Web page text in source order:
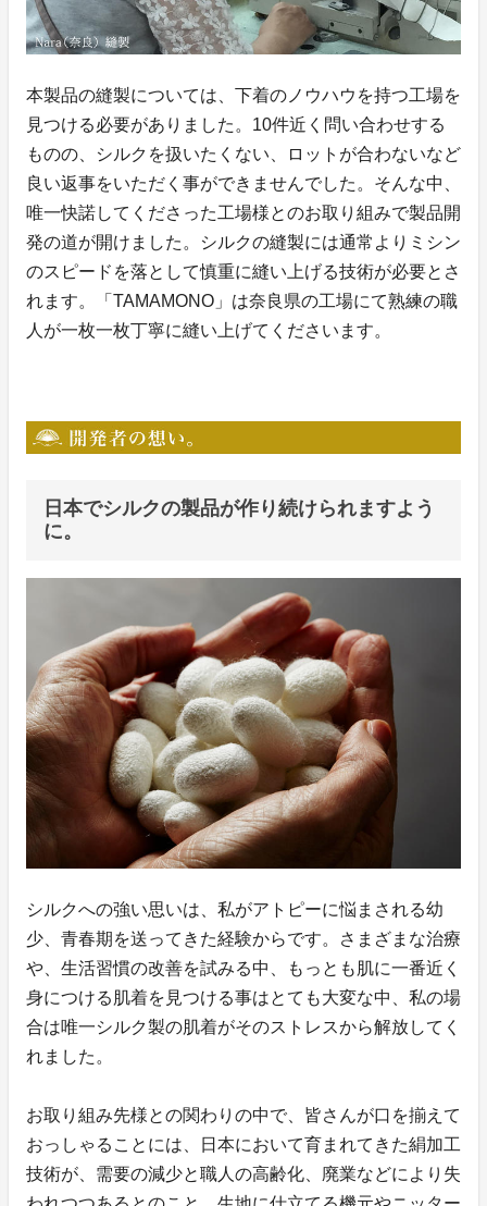
本製品の縫製については、下着のノウハウを持つ工場を
見つける必要がありました。10件近く問い合わせする
ものの、シルクを扱いたくない、ロットが合わないなど
良い返事をいただく事ができませんでした。そんな中、
唯一快諾してくださった工場様とのお取り組みで製品開
発の道が開けました。シルクの縫製には通常よりミシン
のスピードを落として慎重に縫い上げる技術が必要とさ
れます。「TAMAMONO」は奈良県の工場にて熟練の職
人が一枚一枚丁寧に縫い上げてくださいます。
日本でシルクの製品が作り続けられますよう
に。
シルクへの強い思いは、私がアトピーに悩まされる幼
少、青春期を送ってきた経験からです。さまざまな治療
や、生活習慣の改善を試みる中、もっとも肌に一番近く
身につける肌着を見つける事はとても大変な中、私の場
合は唯一シルク製の肌着がそのストレスから解放してく
れました。
お取り組み先様との関わりの中で、皆さんが口を揃えて
おっしゃることには、日本において育まれてきた絹加工
技術が、需要の減少と職人の高齢化、廃業などにより失